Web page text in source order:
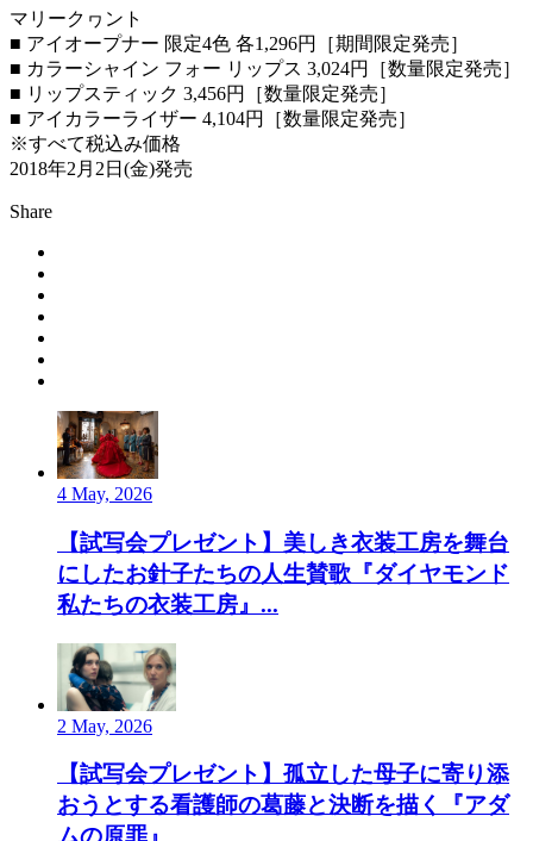
マリークヮント
■ アイオープナー 限定4色 各1,296円［期間限定発売］
■ カラーシャイン フォー リップス 3,024円［数量限定発売］
■ リップスティック 3,456円［数量限定発売］
■ アイカラーライザー 4,104円［数量限定発売］
※すべて税込み価格
2018年2月2日(金)発売
Share
4 May, 2026
【試写会プレゼント】美しき衣装工房を舞台
にしたお針子たちの人生賛歌『ダイヤモンド
私たちの衣装工房』...
2 May, 2026
【試写会プレゼント】孤立した母子に寄り添
おうとする看護師の葛藤と決断を描く『アダ
ムの原罪』